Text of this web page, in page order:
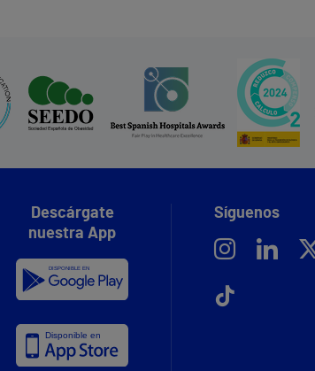
Descárgate
nuestra App
Síguenos